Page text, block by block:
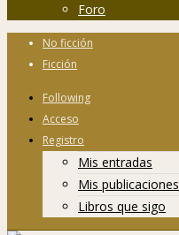
Foro
No ficción
Ficción
Following
Acceso
Registro
Mis entradas
Mis publicaciones
Libros que sigo